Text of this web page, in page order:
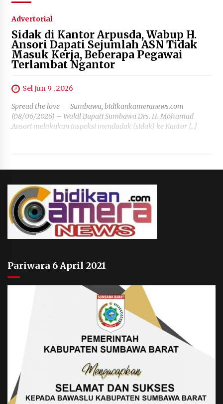
Advertorial
Sidak di Kantor Arpusda, Wabup H.
Ansori Dapati Sejumlah ASN Tidak
Masuk Kerja, Beberapa Pegawai
Terlambat Ngantor
Sel Jun 9 , 2026
Spread the love Sumbawa, bidikankameranews.com
(08/06/2026) – Wakil Bupati Sumbawa Drs. H. Mohamad
Ansori melakukan inspeksi mendadak (sidak) ke Kantor […]
Pariwara 6 April 2021